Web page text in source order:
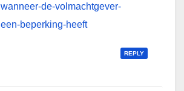
wanneer-de-volmachtgever-
een-beperking-heeft
REPLY